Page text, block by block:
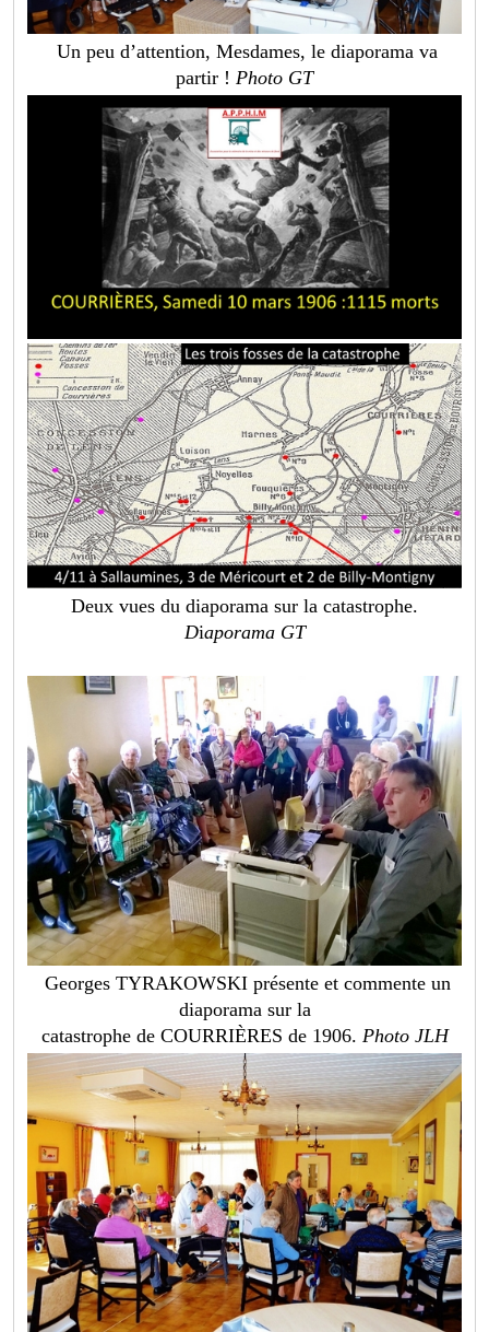
Un peu d’attention, Mesdames, le diaporama va
partir ! Photo GT
Deux vues du diaporama sur la catastrophe.
Diaporama GT
Georges TYRAKOWSKI présente et commente un
diaporama sur la
catastrophe de COURRIÈRES de 1906. Photo JLH